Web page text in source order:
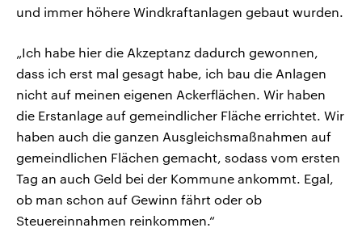
und immer höhere Windkraftanlagen gebaut wurden.
„Ich habe hier die Akzeptanz dadurch gewonnen,
dass ich erst mal gesagt habe, ich bau die Anlagen
nicht auf meinen eigenen Ackerflächen. Wir haben
die Erstanlage auf gemeindlicher Fläche errichtet. Wir
haben auch die ganzen Ausgleichsmaßnahmen auf
gemeindlichen Flächen gemacht, sodass vom ersten
Tag an auch Geld bei der Kommune ankommt. Egal,
ob man schon auf Gewinn fährt oder ob
Steuereinnahmen reinkommen.“